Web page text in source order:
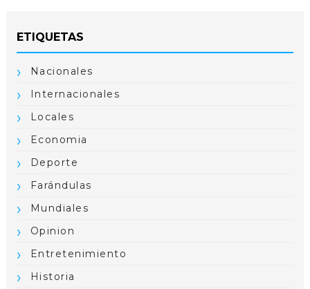
ETIQUETAS
Nacionales
Internacionales
Locales
Economia
Deporte
Farándulas
Mundiales
Opinion
Entretenimiento
Historia